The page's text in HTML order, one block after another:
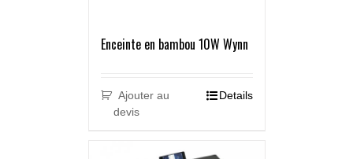
Enceinte en bambou 10W Wynn
Ajouter au
devis
Details